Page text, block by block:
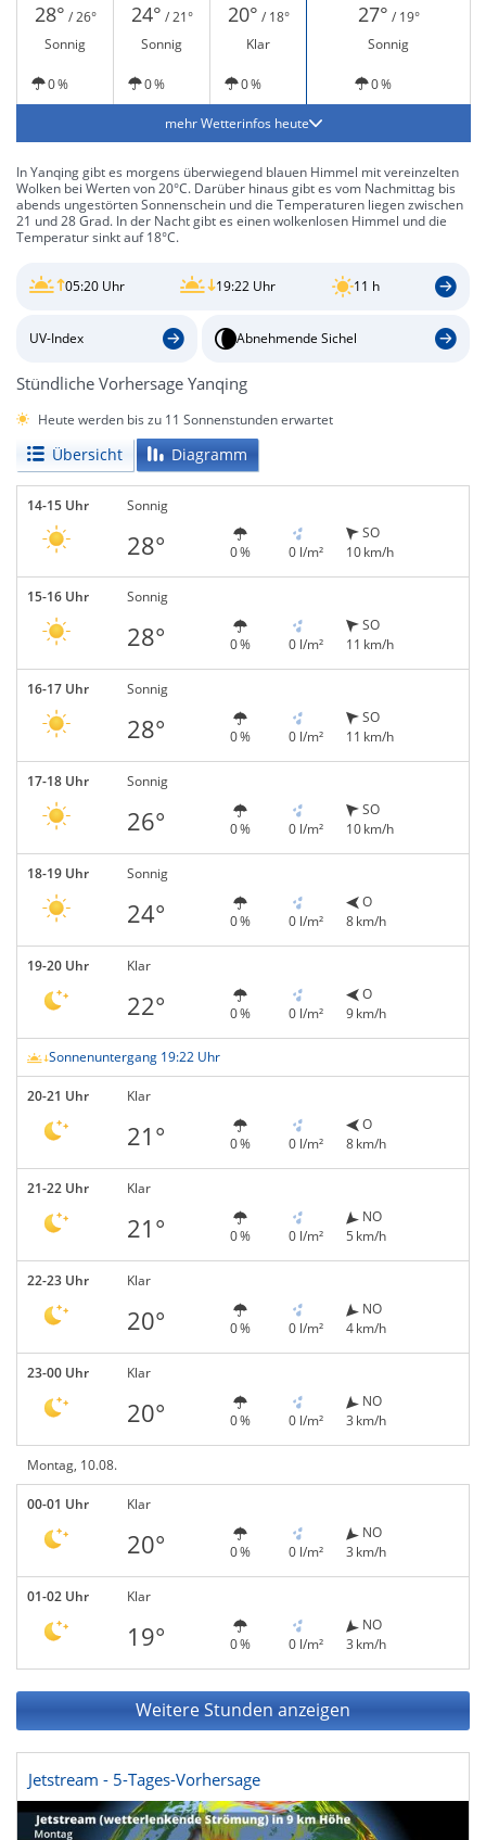
28° / 26° 24° / 21° 20° / 18° 27° / 19°
Sonnig
Sonnig Klar Sonnig
0 % 0 % 0 % 0 %
mehr Wetterinfos heute
In Yanqing gibt es morgens überwiegend blauen Himmel mit vereinzelten
Wolken bei Werten von 20°C. Darüber hinaus gibt es vom Nachmittag bis
abends ungestörten Sonnenschein und die Temperaturen liegen zwischen
21 und 28 Grad. In der Nacht gibt es einen wolkenlosen Himmel und die
Temperatur sinkt auf 18°C.
05:20 Uhr 19:22 Uhr 11 h
UV-Index Abnehmende Sichel
Stündliche Vorhersage Yanqing
Heute werden bis zu 11 Sonnenstunden erwartet
Übersicht Diagramm
14-15 Uhr Sonnig
28° 0 % 0 l/m²
SO
10 km/h
15-16 Uhr Sonnig
28° 0 % 0 l/m²
SO
11 km/h
16-17 Uhr Sonnig
28° 0 % 0 l/m²
SO
11 km/h
17-18 Uhr Sonnig
26° 0 % 0 l/m²
SO
10 km/h
18-19 Uhr Sonnig
24° 0 % 0 l/m²
O
8 km/h
19-20 Uhr Klar
22° 0 % 0 l/m²
O
9 km/h
Sonnenuntergang 19:22 Uhr
20-21 Uhr Klar
21° 0 % 0 l/m²
O
8 km/h
21-22 Uhr Klar
21° 0 % 0 l/m²
NO
5 km/h
22-23 Uhr Klar
20° 0 % 0 l/m²
NO
4 km/h
23-00 Uhr Klar
20° 0 % 0 l/m²
NO
3 km/h
Montag, 10.08.
00-01 Uhr Klar
20° 0 % 0 l/m²
NO
3 km/h
01-02 Uhr Klar
19° 0 % 0 l/m²
NO
3 km/h
Weitere Stunden anzeigen
Jetstream - 5-Tages-Vorhersage